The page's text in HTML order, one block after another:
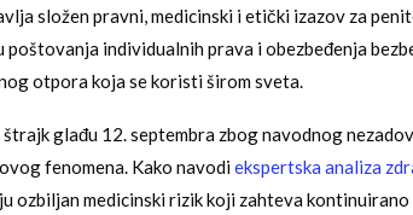
složen pravni, medicinski i etički izazov za
poštovanja individualnih prava i obezbeđenja
otpora koja se koristi širom sveta.
štrajk glađu 12. septembra zbog navodnog
fenomena. Kako navodiekspertska analiza
ozbiljan medicinski rizik koji zahteva kontinuirano